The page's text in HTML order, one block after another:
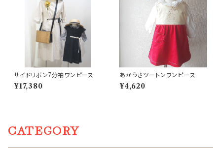
サイドリボン7分袖ワンピース
¥17,380
あかうさツートンワンピース
¥4,620
CATEGORY